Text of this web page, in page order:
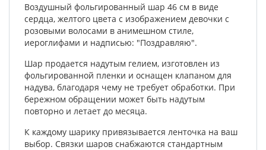
Воздушный фольгированный шар 46 см в виде
сердца, желтого цвета с изображением девочки с
розовыми волосами в анимешном стиле,
иероглифами и надписью: "Поздравляю".
Шар продается надутым гелием, изготовлен из
фольгированной пленки и оснащен клапаном для
надува, благодаря чему не требует обработки. При
бережном обращении может быть надутым
повторно и летает до месяца.
К каждому шарику привязывается ленточка на ваш
выбор. Связки шаров снабжаются стандартным